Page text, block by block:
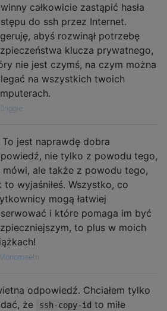
całkowicie zastąpić hasła
do ssh przez Internet.
abyś rozwinął potrzebę
klucza prywatnego,
nie jest czymś, na czym można
na wszystkich twoich
Criggie
To jest naprawdę dobra
nie tylko z powodu tego,
mówi, ale także z powodu tego,
to wyjaśniłeś. Wszystko, co
mogą łatwiej
i które pomaga im być
to plus w moich
Monomeeth
odpowiedź. Chciałem tylko
że
ssh-copy-id to miłe